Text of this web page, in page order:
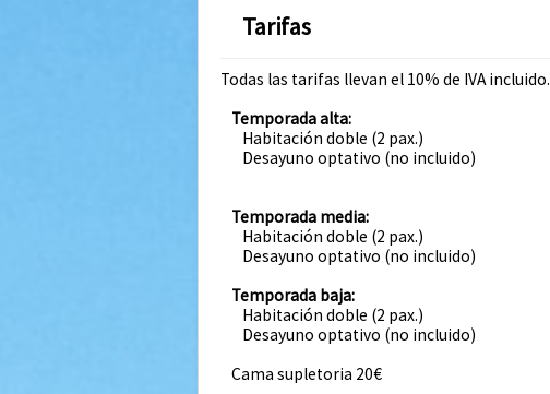
Tarifas
Todas las tarifas llevan el 10% de IVA incluido.
Temporada alta:
Habitación doble (2 pax.)
Desayuno optativo (no incluido)
Temporada media:
Habitación doble (2 pax.)
Desayuno optativo (no incluido)
Temporada baja:
Habitación doble (2 pax.)
Desayuno optativo (no incluido)
Cama supletoria 20€